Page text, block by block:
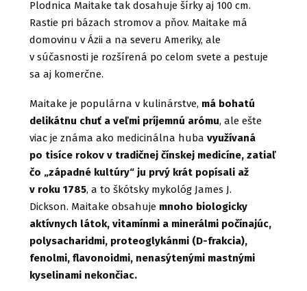
Plodnica Maitake tak dosahuje šírky aj 100 cm.
Rastie pri bázach stromov a pňov. Maitake má
domovinu v Ázii a na severu Ameriky, ale
v súčasnosti je rozšírená po celom svete a pestuje
sa aj komerčne.
Maitake je populárna v kulinárstve, má bohatú
delikátnu chuť a veľmi príjemnú arómu, ale ešte
viac je známa ako medicinálna huba využívaná
po tisíce rokov v tradičnej čínskej medicíne, zatiaľ
čo „západné kultúry“ ju prvý krát popísali až
v roku 1785, a to škótsky mykológ James J.
Dickson. Maitake obsahuje mnoho biologicky
aktívnych látok, vitamínmi a minerálmi počínajúc,
polysacharidmi, proteoglykánmi (D-frakcia),
fenolmi, flavonoidmi, nenasýtenými mastnými
kyselinami nekončiac.